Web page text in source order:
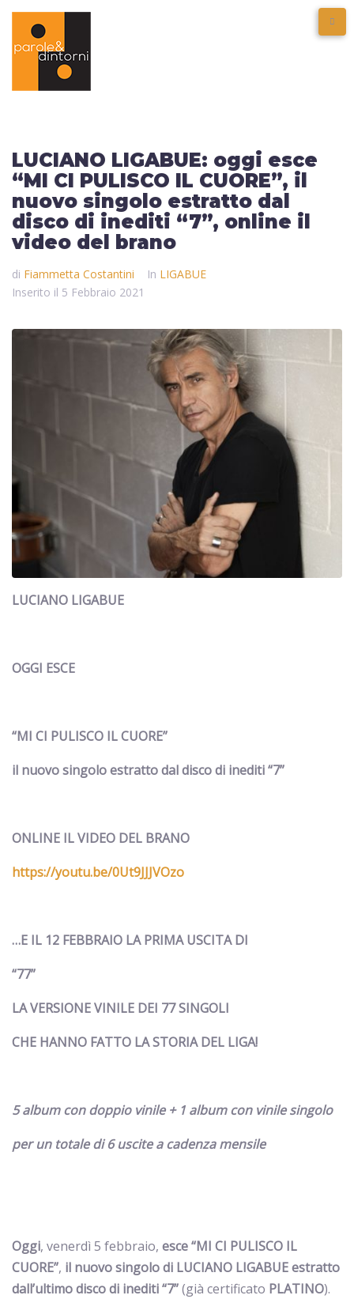
LUCIANO LIGABUE: oggi esce
“MI CI PULISCO IL CUORE”, il
nuovo singolo estratto dal
disco di inediti “7”, online il
video del brano
di Fiammetta Costantini In LIGABUE
Inserito il 5 Febbraio 2021
LUCIANO LIGABUE
OGGI ESCE
“MI CI PULISCO IL CUORE”
il nuovo singolo estratto dal disco di inediti“7”
ONLINE IL VIDEO DEL BRANO
https://youtu.be/0Ut9JJJVOzo
…E IL 12 FEBBRAIO LA PRIMA USCITA DI
“77”
LA VERSIONE VINILE DEI 77 SINGOLI
CHE HANNO FATTO LA STORIA DEL LIGA!
5 album con doppio vinile + 1 album con vinile singolo
per un totale di 6 uscite a cadenza mensile
Oggi, venerdì 5 febbraio, esce“MI CI PULISCO IL
CUORE”, il nuovo singolo di LUCIANO LIGABUEestratto
dall’ultimo disco di inediti “7”(già certificato PLATINO).